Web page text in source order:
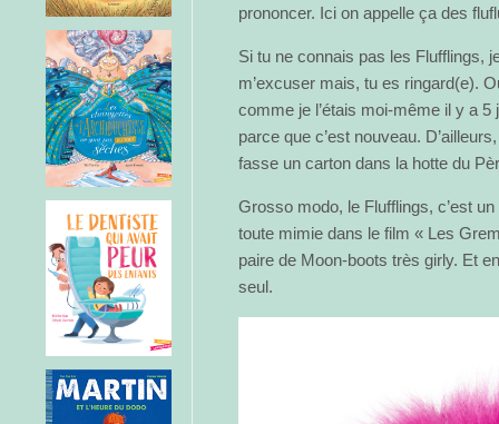
prononcer. Ici on appelle ça des
Si tu ne connais pas les Flufflings,
m’excuser mais, tu es ringard(e).
comme je l’étais moi-même il y a
parce que c’est nouveau.
fasse un carton dans la hotte du
Grosso modo, le Flufflings, c’est
toute mimie dans le film « Les
paire de Moon-boots très girly. Et
seul.